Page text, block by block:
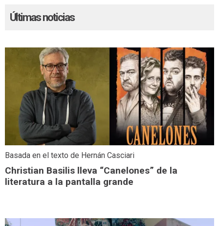
Últimas noticias
Basada en el texto de Hernán Casciari
Christian Basilis lleva “Canelones” de la
literatura a la pantalla grande